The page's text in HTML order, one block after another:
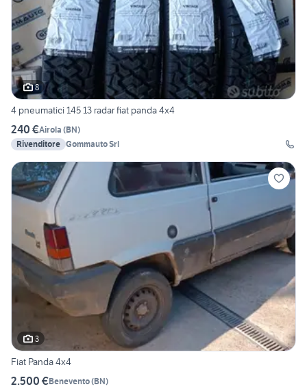
8
4 pneumatici 145 13 radar fiat panda 4x4
240 €Airola (BN)
Rivenditore Gommauto Srl
3
Fiat Panda 4x4
2.500 €Benevento(BN)